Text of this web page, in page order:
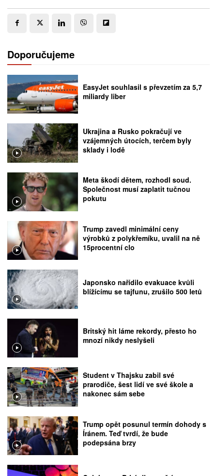
Doporučujeme
EasyJet souhlasil s převzetím za 5,7
miliardy liber
Ukrajina a Rusko pokračují ve
vzájemných útocích, terčem byly
sklady i lodě
Meta škodí dětem, rozhodl soud.
Společnost musí zaplatit tučnou
pokutu
Trump zavedl minimální ceny
výrobků z polykřemíku, uvalil na ně
15procentní clo
Japonsko nařídilo evakuace kvůli
blížícímu se tajfunu, zrušilo 500 letů
Britský hit láme rekordy, přesto ho
mnozí nikdy neslyšeli
Student v Thajsku zabil své
prarodiče, šest lidí ve své škole a
nakonec sám sebe
Trump opět posunul termín dohody s
Íránem. Teď tvrdí, že bude
podepsána brzy